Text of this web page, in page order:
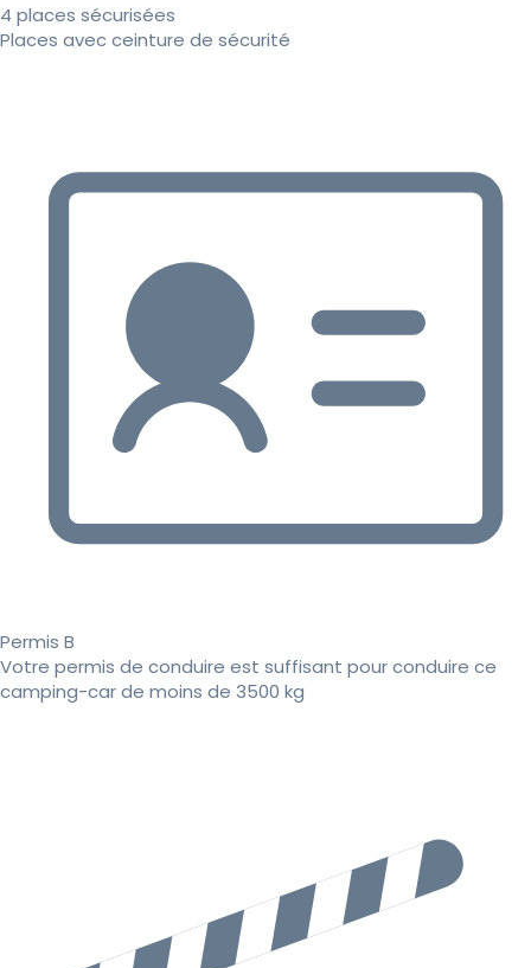
4 places sécurisées
Places avec ceinture de sécurité
Permis B
Votre permis de conduire est suffisant pour conduire ce
camping-car de moins de 3500 kg